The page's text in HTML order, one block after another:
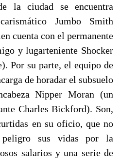
la ciudad se encuentra
Jumbo Smith
cuenta con el permanente
y lugarteniente Shocker
Por su parte, el equipo de
de horadar el subsuelo
Nipper Moran (un
Charles Bickford). Son,
en su oficio, que no
sus vidas por la
salarios y una serie de